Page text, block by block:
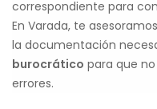
correspondiente para
En Varada, te
la documentación
burocrático para que
errores.